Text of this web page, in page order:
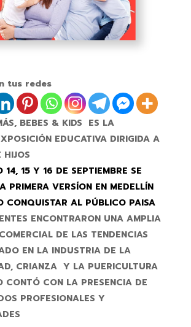
tus redes
BEBES & KIDS ES LA
EDUCATIVA DIRIGIDA A
HIJOS
14, 15 Y 16 DE SEPTIEMBRE SE
PRIMERA VERSÍON EN MEDELLÍN
CONQUISTAR AL PÚBLICO PAISA
ENCONTRARON UNA AMPLIA
DE LAS TENDENCIAS
EN LA INDUSTRIA DE LA
CRIANZA Y LA PUERICULTURA
CONTÓ CON LA PRESENCIA DE
PROFESIONALES Y